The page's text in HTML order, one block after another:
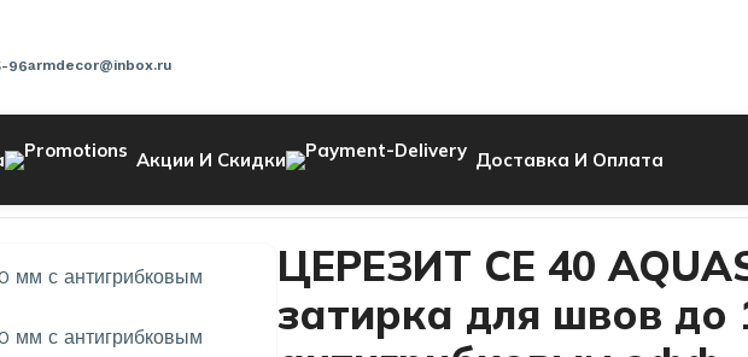
96armdecor@inbox.ru
Акции И Скидки
Доставка И Оплата
ЦЕРЕЗИТ CE 40
затирка для швов до